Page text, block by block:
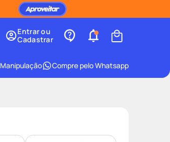
Entrar ou
Cadastrar
Manipulação Compre pelo Whatsapp